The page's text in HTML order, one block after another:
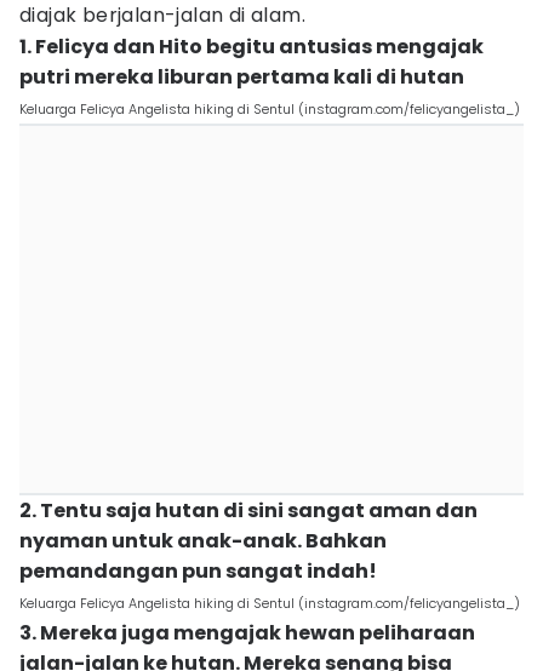
diajak berjalan-jalan di alam.
1. Felicya dan Hito begitu antusias mengajak
putri mereka liburan pertama kali di hutan
Keluarga Felicya Angelista hiking di Sentul (instagram.com/felicyangelista_)
2. Tentu saja hutan di sini sangat aman dan
nyaman untuk anak-anak. Bahkan
pemandangan pun sangat indah!
Keluarga Felicya Angelista hiking di Sentul (instagram.com/felicyangelista_)
3. Mereka juga mengajak hewan peliharaan
jalan-jalan ke hutan. Mereka senang bisa